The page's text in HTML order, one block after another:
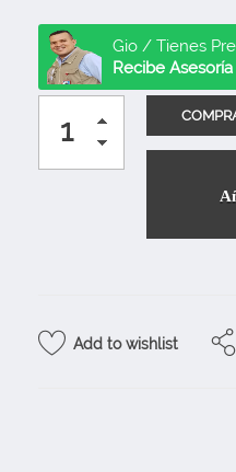
Gio / Tienes
Recibe
Add to wishlist